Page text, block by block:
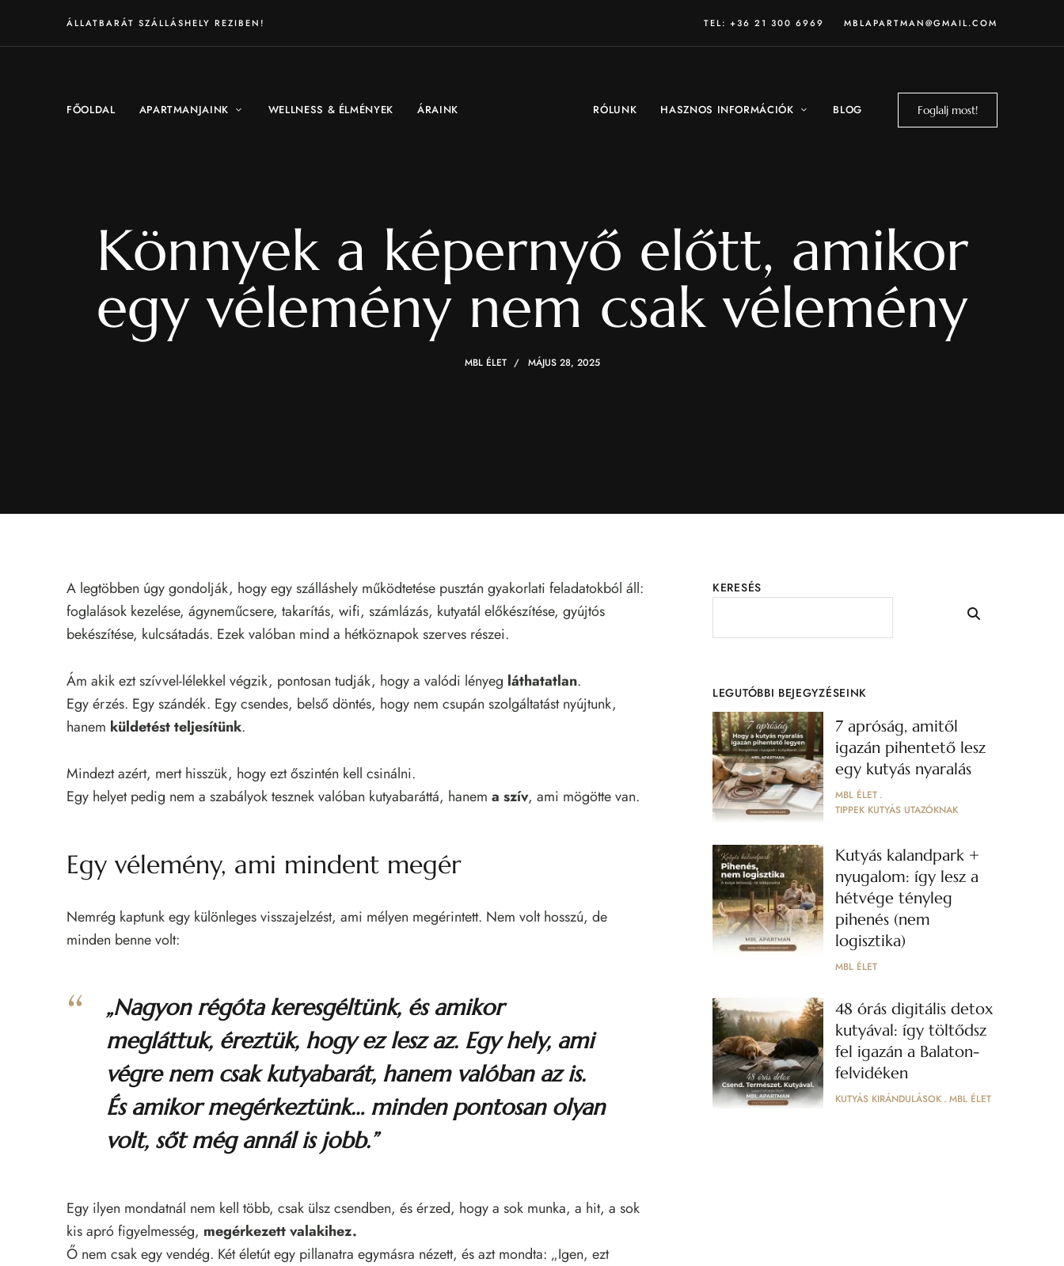
ÁLLATBARÁT SZÁLLÁSHELY REZIBEN! TEL: +36 21 300 6969 MBLAPARTMAN@GMAIL.COM
FŐOLDAL APARTMANJAINK WELLNESS & ÉLMÉNYEK ÁRAINK RÓLUNK HASZNOS INFORMÁCIÓK BLOG Foglalj most!
Könnyek a képernyő előtt, amikor
egy vélemény nem csak vélemény
MBL ÉLET MÁJUS 28, 2025
A legtöbben úgy gondolják, hogy egy szálláshely működtetése pusztán gyakorlati feladatokból áll:
foglalások kezelése, ágyneműcsere, takarítás, wifi, számlázás, kutyatál előkészítése, gyújtós
bekészítése, kulcsátadás. Ezek valóban mind a hétköznapok szerves részei.
Ám akik ezt szívvel-lélekkel végzik, pontosan tudják, hogy a valódi lényeg láthatatlan.
Egy érzés. Egy szándék. Egy csendes, belső döntés, hogy nem csupán szolgáltatást nyújtunk,
hanem küldetést teljesítünk.
Mindezt azért, mert hisszük, hogy ezt őszintén kell csinálni.
Egy helyet pedig nem a szabályok tesznek valóban kutyabaráttá, hanem a szív, ami mögötte van.
Egy vélemény, ami mindent megér
Nemrég kaptunk egy különleges visszajelzést, ami mélyen megérintett. Nem volt hosszú, de
minden benne volt:
„Nagyon régóta keresgéltünk, és amikor
megláttuk, éreztük, hogy ez lesz az. Egy hely, ami
végre nem csak kutyabarát, hanem valóban az is.
És amikor megérkeztünk… minden pontosan olyan
volt, sőt még annál is jobb.”
Egy ilyen mondatnál nem kell több, csak ülsz csendben, és érzed, hogy a sok munka, a hit, a sok
kis apró figyelmesség, megérkezett valakihez.
Ő nem csak egy vendég. Két életút egy pillanatra egymásra nézett, és azt mondta: „Igen, ezt
KERESÉS
LEGUTÓBBI BEJEGYZÉSEINK
7 apróság, amitől
igazán pihentető lesz
egy kutyás nyaralás
MBL ÉLET
TIPPEK KUTYÁS UTAZÓKNAK
Kutyás kalandpark +
nyugalom: így lesz a
hétvége tényleg
pihenés (nem
logisztika)
MBL ÉLET
48 órás digitális detox
kutyával: így töltődsz
fel igazán a Balaton-
felvidéken
KUTYÁS KIRÁNDULÁSOK MBL ÉLET